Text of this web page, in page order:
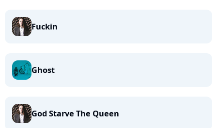
Fuckin
Ghost
God Starve The Queen